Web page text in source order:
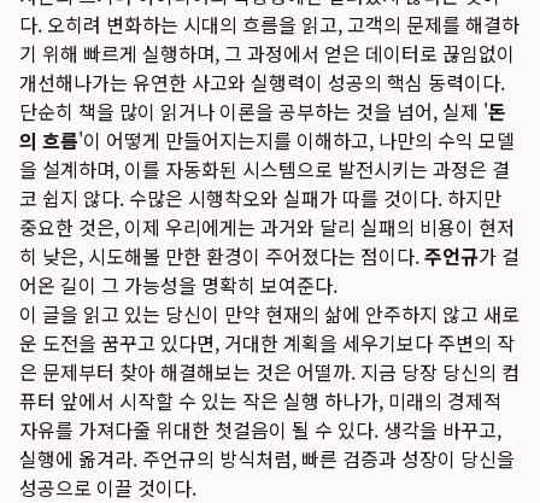
다. 오히려 변화하는 시대의 흐름을 읽고, 고객의 문제를 해결하
기 위해 빠르게 실행하며, 그 과정에서 얻은 데이터로 끊임없이
개선해나가는 유연한 사고와 실행력이 성공의 핵심 동력이다.
단순히 책을 많이 읽거나 이론을 공부하는 것을 넘어, 실제 '돈
의 흐름'이 어떻게 만들어지는지를 이해하고, 나만의 수익 모델
을 설계하며, 이를 자동화된 시스템으로 발전시키는 과정은 결
코 쉽지 않다. 수많은 시행착오와 실패가 따를 것이다. 하지만
중요한 것은, 이제 우리에게는 과거와 달리 실패의 비용이 현저
히 낮은, 시도해볼 만한 환경이 주어졌다는 점이다.주언규가 걸
어온 길이 그 가능성을 명확히 보여준다.
이 글을 읽고 있는 당신이 만약 현재의 삶에 안주하지 않고 새로
운 도전을 꿈꾸고 있다면, 거대한 계획을 세우기보다 주변의 작
은 문제부터 찾아 해결해보는 것은 어떨까. 지금 당장 당신의 컴
퓨터 앞에서 시작할 수 있는 작은 실행 하나가, 미래의 경제적
자유를 가져다줄 위대한 첫걸음이 될 수 있다. 생각을 바꾸고,
실행에 옮겨라. 주언규의 방식처럼, 빠른 검증과 성장이 당신을
성공으로 이끌 것이다.